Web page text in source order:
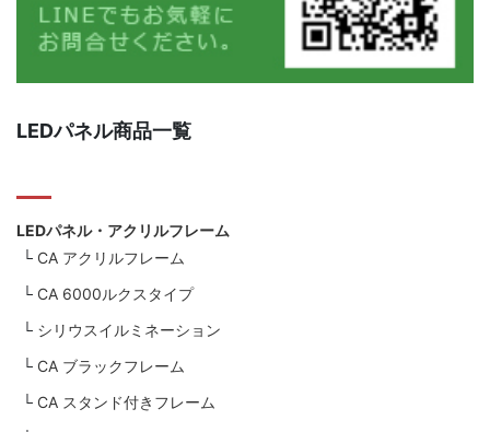
LEDパネル商品一覧
LEDパネル・アクリルフレーム
CA アクリルフレーム
CA 6000ルクスタイプ
シリウスイルミネーション
CA ブラックフレーム
CA スタンド付きフレーム